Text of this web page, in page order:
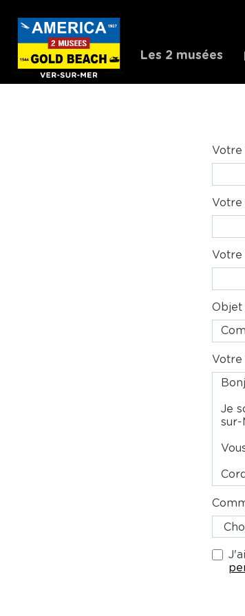
Les 2 musées
Votre
Votre
Votre
Objet
Votre